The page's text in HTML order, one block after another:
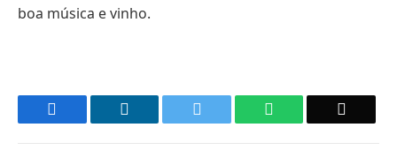
boa música e vinho.
WhatsApp